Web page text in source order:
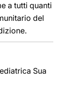
a tutti quanti
del
Sua